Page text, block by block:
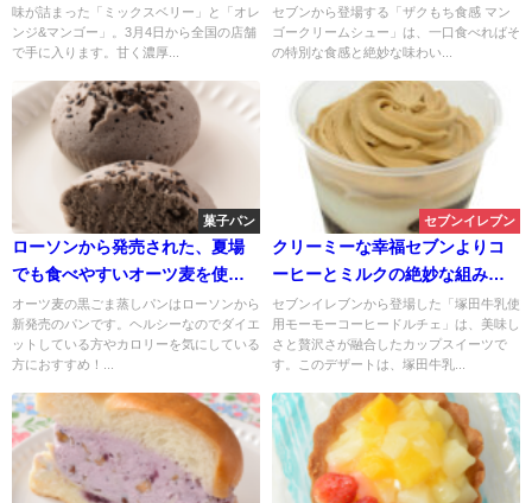
発売
味が詰まった「ミックスベリー」と「オレ
ンジ&マンゴー」。3月4日から全国の店舗
で手に入ります。甘く濃厚...
セブンから登場する「ザクもち食感 マン
ゴークリームシュー」は、一口食べればそ
の特別な食感と絶妙な味わい...
菓子パン
ローソンから発売された、夏場
でも食べやすいオーツ麦を使用
した黒ごま蒸しパン
オーツ麦の黒ごま蒸しパンはローソンから
新発売のパンです。ヘルシーなのでダイエ
ットしている方やカロリーを気にしている
方におすすめ！...
セブンイレブン
クリーミーな幸福セブンよりコ
ーヒーとミルクの絶妙な組み合
わせ。塚田牛乳使用モーモーコ
ーヒードルチェ
セブンイレブンから登場した「塚田牛乳使
用モーモーコーヒードルチェ」は、美味し
さと贅沢さが融合したカップスイーツで
す。このデザートは、塚田牛乳...